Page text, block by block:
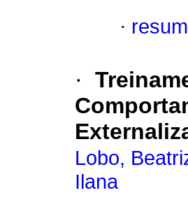
·
·
Lobo,
Ilana